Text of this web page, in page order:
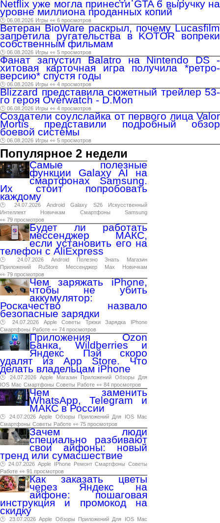
Netflix уже могла принести GTA 6 выручку на
уровне миллиона проданных копий
🕑 06.08.2026 Игры 👀 6 просмотров
Ветеран BioWare раскрыл, почему Lucasfilm
запретила ругательства в KOTOR вопреки
собственным фильмам
🕑 06.08.2026 Игры 👀 5 просмотров
Фанат запустил Balatro на Nintendo DS -
хитовая карточная игра получила *ретро-
версию* спустя годы
🕑 06.08.2026 Игры 👀 4 просмотров
Blizzard представила сюжетный трейлер 53-
го героя Overwatch - D.Mon
🕑 06.08.2026 Игры 👀 4 просмотров
Создатели соулслайка от первого лица Valor
Mortis представили подробный обзор
боевой системы
🕑 06.08.2026 Игры 👀 5 просмотров
Популярное 2 недели
Самые полезные
функции Galaxy AI на
смартфонах Samsung.
Их стоит попробовать
каждому
🕑 24.07.2026 Android Galaxy S26
Искусственный
Интеллект
Новичкам Смартфоны
Samsung
👀 79 просмотров
Будет ли работать
мессенджер МАКС,
если установить его на
телефон с AliExpress
🕑 24.07.2026 Android Полезно Знать
Магазин
Приложений
RuStore Мессенджер Max
Новичкам
👀 79 просмотров
Чем заряжать iPhone,
чтобы не убить
аккумулятор:
Роскачество назвало
безопасные зарядки
🕑 24.07.2026 Apple Советы Трюки Зарядка
IPhone
Смартфоны Работе 👀 74 просмотров
Приложения Ozon
Банка, Wildberries и
Яндекс Пэй скоро
удалят из App Store. Что
делать владельцам iPhone
🕑 24.07.2026 Apple Магазин Приложений Обзоры
Для
IOS Mac Смартфоны Советы Работе 👀 84 просмотров
Чем заменить
WhatsApp, Telegram и
МАКС в России
🕑 24.07.2026 Apple Обзоры Приложений Для IOS
Mac
Смартфоны Советы Работе 👀 75 просмотров
Зачем люди
специально разбивают
свои айфоны: новый
тренд или сумасшествие
🕑 24.07.2026 Apple IPhone Ремонт Смартфоны Советы
Работе 👀 91 просмотров
Как заказать цветы
через Яндекс на
айфоне: пошаговая
инструкция и промокод на
скидку
🕑 23.07.2026 Apple Обзоры Приложений Для IOS
Mac